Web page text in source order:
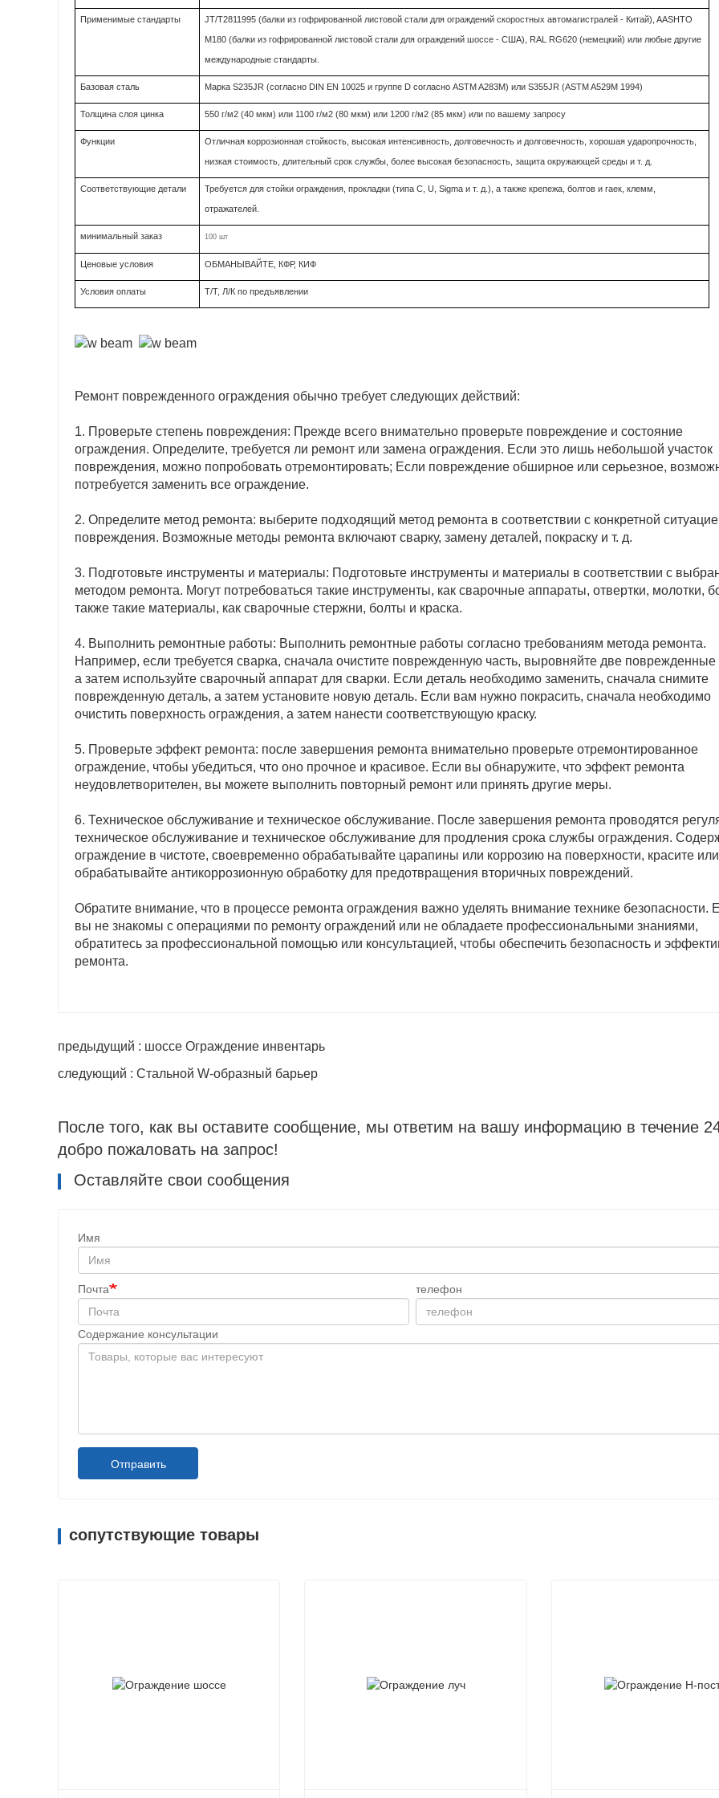
Применимые стандарты JT/T2811995 (балки из гофрированной листовой стали для ограждений скоростных автомагистралей - Китай), AASHTO
M180 (балки из гофрированной листовой стали для ограждений шоссе - США), RAL RG620 (немецкий) или любые другие
международные стандарты.
Базовая сталь Марка S235JR (согласно DIN EN 10025 и группе D согласно ASTM A283M) или S355JR (ASTM A529M 1994)
Толщина слоя цинка 550 г/м2 (40 мкм) или 1100 г/м2 (80 мкм) или 1200 г/м2 (85 мкм) или по вашему запросу
Функции Отличная коррозионная стойкость, высокая интенсивность, долговечность и долговечность, хорошая ударопрочность,
низкая стоимость, длительный срок службы, более высокая безопасность, защита окружающей среды и т. д.
Соответствующие детали Требуется для стойки ограждения, прокладки (типа C, U, Sigma и т. д.), а также крепежа, болтов и гаек, клемм,
отражателей.
минимальный заказ 100 шт
Ценовые условия ОБМАНЫВАЙТЕ, КФР, КИФ
Условия оплаты Т/Т, Л/К по предъявлении
Ремонт поврежденного ограждения обычно требует следующих действий:
1. Проверьте степень повреждения: Прежде всего внимательно проверьте повреждение и состояние
ограждения. Определите, требуется ли ремонт или замена ограждения. Если это лишь небольшой участок
повреждения, можно попробовать отремонтировать; Если повреждение обширное или серьезное,
потребуется заменить все ограждение.
2. Определите метод ремонта: выберите подходящий метод ремонта в соответствии с конкретной
повреждения. Возможные методы ремонта включают сварку, замену деталей, покраску и т. д.
3. Подготовьте инструменты и материалы: Подготовьте инструменты и материалы в соответствии с
методом ремонта. Могут потребоваться такие инструменты, как сварочные аппараты, отвертки, молотки,
также такие материалы, как сварочные стержни, болты и краска.
4. Выполнить ремонтные работы: Выполнить ремонтные работы согласно требованиям метода ремонта.
Например, если требуется сварка, сначала очистите поврежденную часть, выровняйте две поврежденные
а затем используйте сварочный аппарат для сварки. Если деталь необходимо заменить, сначала снимите
поврежденную деталь, а затем установите новую деталь. Если вам нужно покрасить, сначала необходимо
очистить поверхность ограждения, а затем нанести соответствующую краску.
5. Проверьте эффект ремонта: после завершения ремонта внимательно проверьте отремонтированное
ограждение, чтобы убедиться, что оно прочное и красивое. Если вы обнаружите, что эффект ремонта
неудовлетворителен, вы можете выполнить повторный ремонт или принять другие меры.
6. Техническое обслуживание и техническое обслуживание. После завершения ремонта проводятся
техническое обслуживание и техническое обслуживание для продления срока службы ограждения.
ограждение в чистоте, своевременно обрабатывайте царапины или коррозию на поверхности, красите или
обрабатывайте антикоррозионную обработку для предотвращения вторичных повреждений.
Обратите внимание, что в процессе ремонта ограждения важно уделять внимание технике безопасности.
вы не знакомы с операциями по ремонту ограждений или не обладаете профессиональными знаниями,
обратитесь за профессиональной помощью или консультацией, чтобы обеспечить безопасность и
ремонта.
предыдущий : шоссе Ограждение инвентарь
следующий : Стальной W-образный барьер
После того, как вы оставите сообщение, мы ответим на вашу информацию в течение
добро пожаловать на запрос!
Оставляйте свои сообщения
Имя
Почта телефон
Содержание консультации
Отправить
сопутствующие товары